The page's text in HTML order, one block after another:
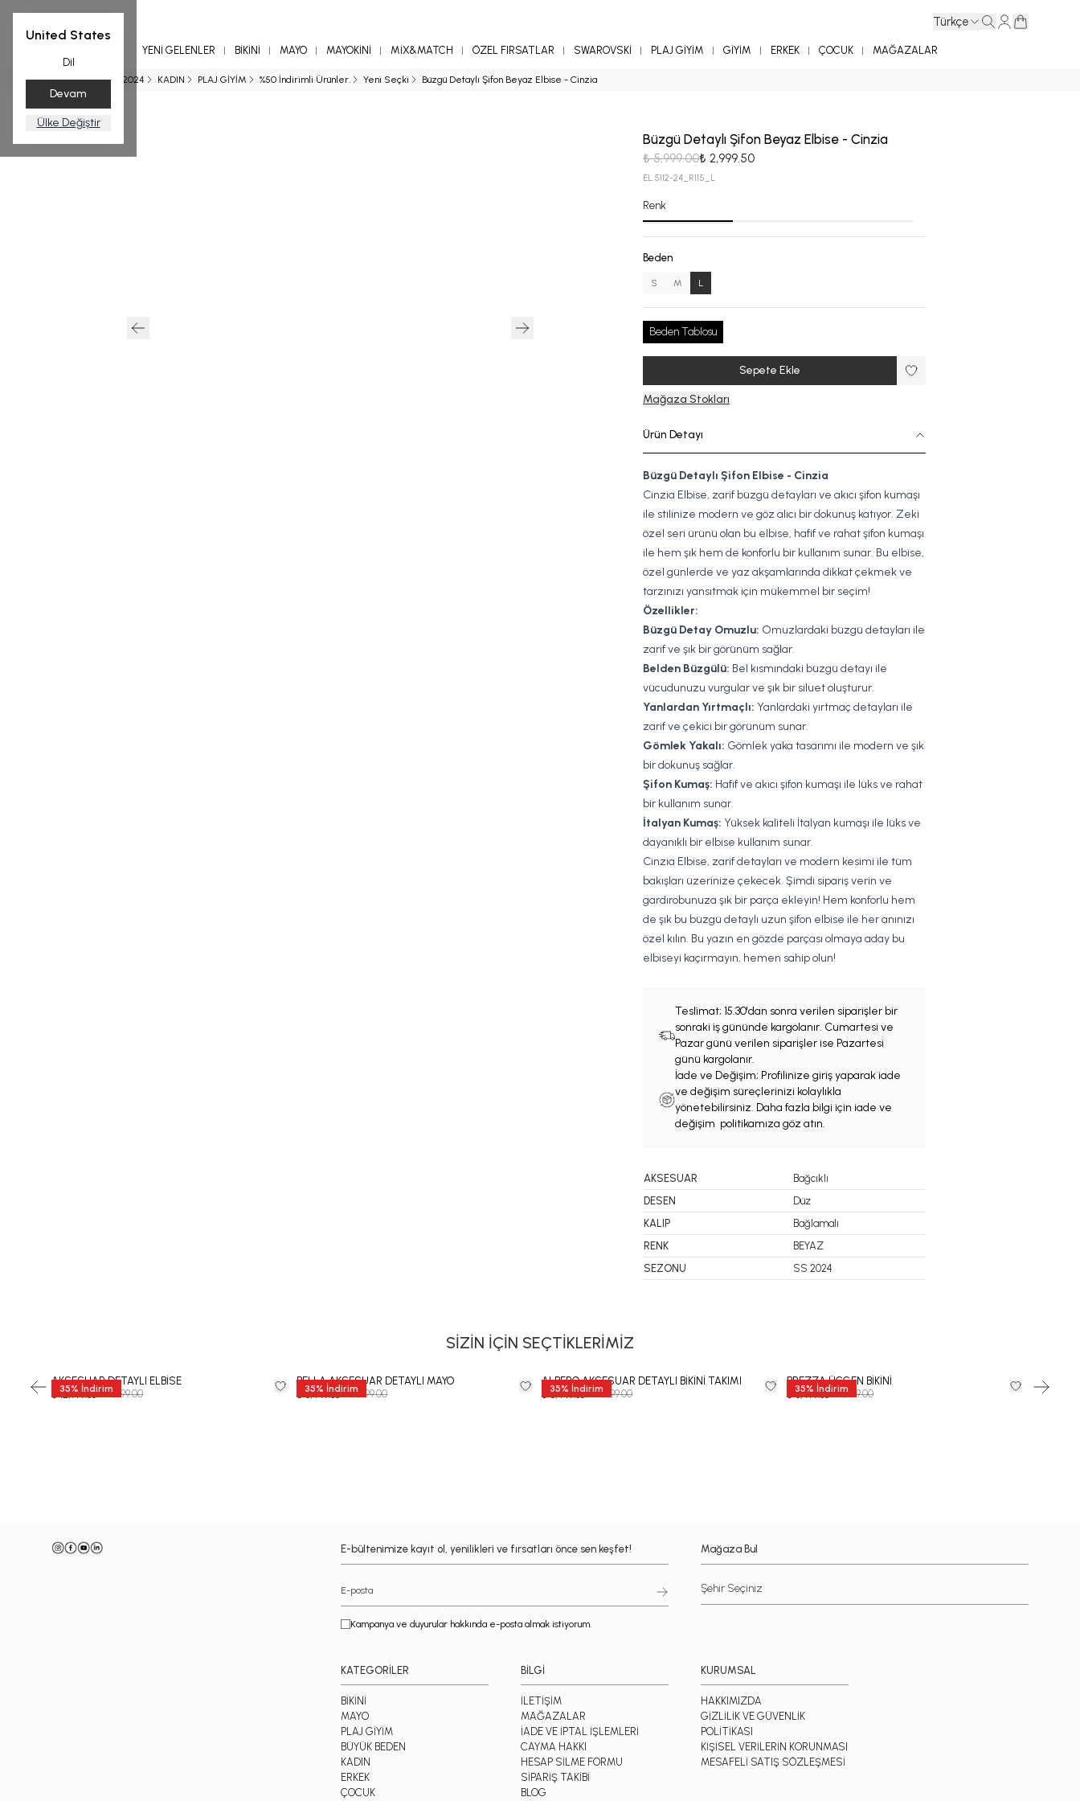
United States
Dil
Devam
Ülke Değiştir
Türkçe
YENİ GELENLER BİKİNİ MAYO MAYOKİNİ MİX&MATCH ÖZEL FIRSATLAR SWAROVSKİ PLAJ GİYİM GİYİM ERKEK ÇOCUK MAĞAZALAR
Ana Sayfa SS 2024 KADIN PLAJ GİYİM %50 İndirimli Ürünler. Yeni Seçki Büzgü Detaylı Şifon Beyaz Elbise - Cinzia
Büzgü Detaylı Şifon Beyaz Elbise - Cinzia
₺ 5,999.00₺ 2,999.50
EL.5112-24_R115_L
Renk
Beden
S M L
Beden Tablosu
Sepete Ekle
Mağaza Stokları
Ürün Detayı
Büzgü Detaylı Şifon Elbise - Cinzia
Cinzia Elbise, zarif büzgü detayları ve akıcı şifon kumaşı
ile stilinize modern ve göz alıcı bir dokunuş katıyor. Zeki
özel seri ürünü olan bu elbise, hafif ve rahat şifon kumaşı
ile hem şık hem de konforlu bir kullanım sunar. Bu elbise,
özel günlerde ve yaz akşamlarında dikkat çekmek ve
tarzınızı yansıtmak için mükemmel bir seçim!
Özellikler:
Büzgü Detay Omuzlu: Omuzlardaki büzgü detayları ile
zarif ve şık bir görünüm sağlar.
Belden Büzgülü: Bel kısmındaki büzgü detayı ile
vücudunuzu vurgular ve şık bir siluet oluşturur.
Yanlardan Yırtmaçlı: Yanlardaki yırtmaç detayları ile
zarif ve çekici bir görünüm sunar.
Gömlek Yakalı: Gömlek yaka tasarımı ile modern ve şık
bir dokunuş sağlar.
Şifon Kumaş: Hafif ve akıcı şifon kumaşı ile lüks ve rahat
bir kullanım sunar.
İtalyan Kumaş: Yüksek kaliteli İtalyan kumaşı ile lüks ve
dayanıklı bir elbise kullanım sunar.
Cinzia Elbise, zarif detayları ve modern kesimi ile tüm
bakışları üzerinize çekecek. Şimdi sipariş verin ve
gardırobunuza şık bir parça ekleyin! Hem konforlu hem
de şık bu büzgü detaylı uzun şifon elbise ile her anınızı
özel kılın. Bu yazın en gözde parçası olmaya aday bu
elbiseyi kaçırmayın, hemen sahip olun!
Teslimat; 15.30'dan sonra verilen siparişler bir
sonraki iş gününde kargolanır. Cumartesi ve
Pazar günü verilen siparişler ise Pazartesi
günü kargolanır.
İade ve Değişim; Profilinize giriş yaparak iade
ve değişim süreçlerinizi kolaylıkla
yönetebilirsiniz. Daha fazla bilgi için iade ve
değişim politikamıza göz atın.
AKSESUAR
Bağcıklı
DESEN
Düz
KALIP
Bağlamalı
RENK
BEYAZ
SEZONU
SS 2024
SİZİN İÇİN SEÇTİKLERİMİZ
35% İndirim
AKSESUAR DETAYLI ELBİSE
₺ 12,999.35₺ 19,999.00 35% İndirim
BELLA AKSESUAR DETAYLI MAYO
₺ 8,449.35₺ 12,999.00 35% İndirim
ALBERO AKSESUAR DETAYLI BİKİNİ TAKIMI
₺ 8,449.35₺ 12,999.00 35% İndirim
BREZZA ÜÇGEN BİKİNİ
₺ 6,499.35₺ 9,999.00
Barbara
₺ 14,999.00
E-bültenimize kayıt ol, yenilikleri ve fırsatları önce sen keşfet!
Kampanya ve duyurular hakkında e-posta almak istiyorum.
Mağaza Bul
KATEGORİLER
BİKİNİ
MAYO
PLAJ GİYİM
BÜYÜK BEDEN
KADIN
ERKEK
ÇOCUK
BİLGİ
İLETİŞİM
MAĞAZALAR
İADE VE İPTAL İŞLEMLERİ
CAYMA HAKKI
HESAP SİLME FORMU
SİPARİŞ TAKİBİ
BLOG
KURUMSAL
HAKKIMIZDA
GİZLİLİK VE GÜVENLİK
POLİTİKASI
KİŞİSEL VERİLERİN KORUNMASI
MESAFELİ SATIŞ SÖZLEŞMESİ